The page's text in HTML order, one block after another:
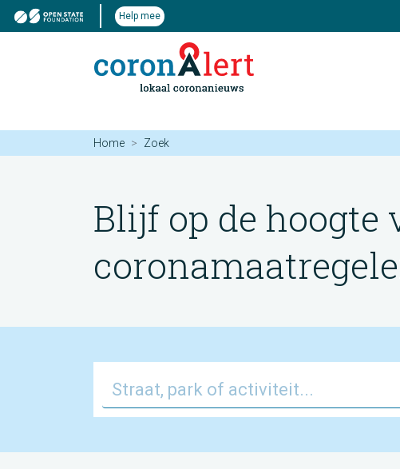
Help mee
Home Zoek
Blijf op de hoogte